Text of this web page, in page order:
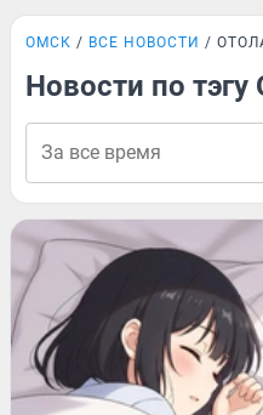
ОМСК ВСЕ НОВОСТИ
Новости по тэгу